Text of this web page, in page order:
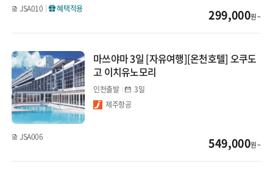
JSA010 혜택적용 299,000원 ~
마쓰야마 3일 [자유여행][온천호텔] 오쿠도
고 이치유노모리
인천출발
3일
제주항공
JSA006 549,000원 ~